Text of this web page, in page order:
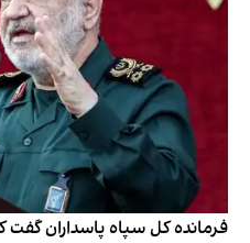
فرمانده کل سپاه پاسداران